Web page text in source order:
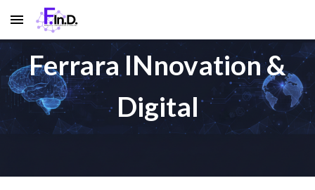
Skip to main content
Ferrara INnovation &
Digital